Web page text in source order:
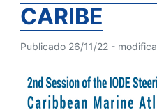
CARIBE
Publicado 26/11/22 -